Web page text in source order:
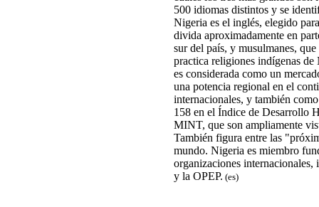
500 idiomas distintos y se
Nigeria es el inglés, elegido
divida aproximadamente en
sur del país, y musulmanes,
practica religiones indígenas
es considerada como un
una potencia regional en el
internacionales,​​​​ y también
158 en el Índice de Desarrollo
MINT, que son ampliamente
También figura entre las
mundo. Nigeria es miembro
organizaciones
y la OPEP. (es)